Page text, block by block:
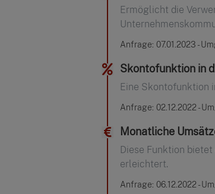
Ermöglicht die
Anfrage: 07.01.2023 -
Skontofunktion in
Eine Skontofunktion
Anfrage: 02.12.2022 -
Monatliche
Diese Funktion
erleichtert.
Anfrage: 06.12.2022 -